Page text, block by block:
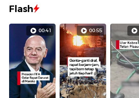
Flash
00:41 00:55